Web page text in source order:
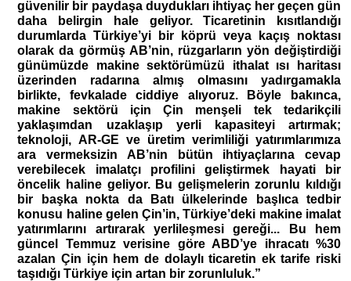
güvenilir bir paydaşa duydukları ihtiyaç her geçen gün
daha belirgin hale geliyor. Ticaretinin kısıtlandığı
durumlarda Türkiye’yi bir köprü veya kaçış noktası
olarak da görmüş AB’nin, rüzgarların yön değiştirdiği
günümüzde makine sektörümüzü ithalat ısı haritası
üzerinden radarına almış olmasını yadırgamakla
birlikte, fevkalade ciddiye alıyoruz. Böyle bakınca,
makine sektörü için Çin menşeli tek tedarikçili
yaklaşımdan uzaklaşıp yerli kapasiteyi artırmak;
teknoloji, AR-GE ve üretim verimliliği yatırımlarımıza
ara vermeksizin AB’nin bütün ihtiyaçlarına cevap
verebilecek imalatçı profilini geliştirmek hayati bir
öncelik haline geliyor. Bu gelişmelerin zorunlu kıldığı
bir başka nokta da Batı ülkelerinde başlıca tedbir
konusu haline gelen Çin’in, Türkiye’deki makine imalat
yatırımlarını artırarak yerlileşmesi gereği... Bu hem
güncel Temmuz verisine göre ABD’ye ihracatı %30
azalan Çin için hem de dolaylı ticaretin ek tarife riski
taşıdığı Türkiye için artan bir zorunluluk.”